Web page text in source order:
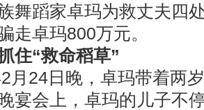
舞蹈家卓玛为救丈夫四
走卓玛800万元。
住“救命稻草”
24日晚，卓玛带着两岁
宴会上，卓玛的儿子不